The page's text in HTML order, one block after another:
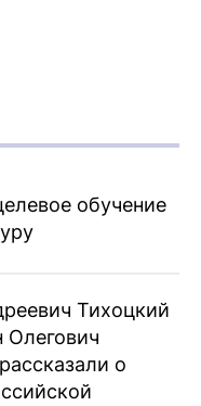
обучение
Тихоцкий
Олегович
о